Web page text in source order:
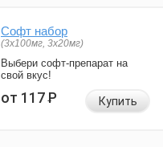
Софт набор
(3x100мг, 3x20мг)
Выбери софт-препарат на
свой вкус!
от 117Р Купить